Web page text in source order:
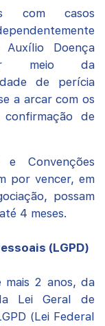
com casos
Doença
meio da
de perícia
a arcar com os
de
Convenções
por vencer, em
possam
4 meses.
(LGPD)
2 anos, da
Lei Geral de
(Lei Federal